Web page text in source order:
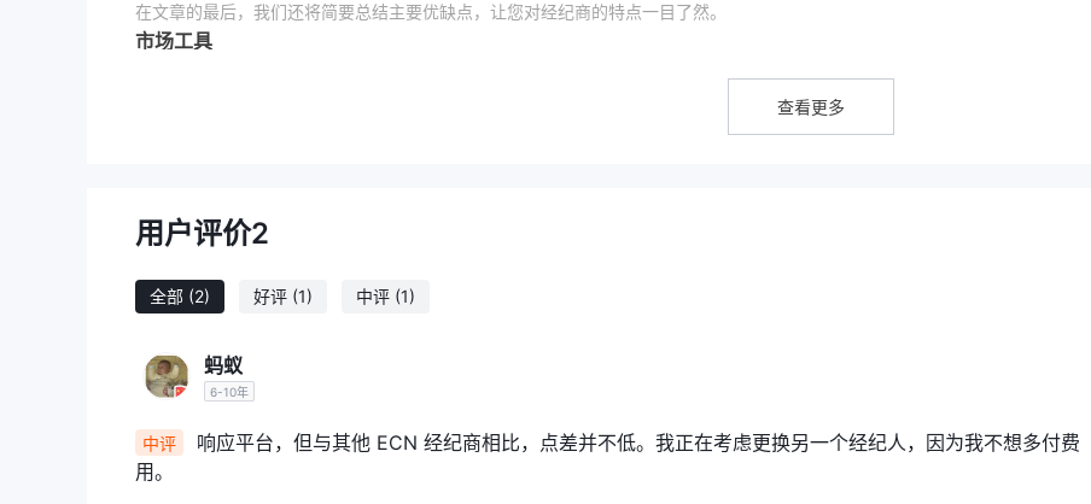
在文章的最后，我们还将简要总结主要优缺点，让您对经纪商的特点一目了然。
市场工具
账户类型 Axe Market
模拟账户： Axe Market提供模拟账户，让您可以在没有亏损风险的情况下尝试金融市场。
真实账户： Axe Market共提供 5 种账户类型：青铜、白银、黄金、高级和白金。开立账户的最低存款额分别为
$10,000、$25,000、$50,000、$100,000 和 $250,000。我们必须承认，开户门槛是 Axe Market要求很高。
公司交易平台是自主研发的适合交易新手的平台。
提供的杠杆 Axe Market
您找不到有关交易杠杆的信息 Axe Market的网站。一些外汇经纪商提供高达 1:500 的杠杆，但建议新手对如此高的杠杆保持谨
慎。
查看更多
用户评价2
全部 (2) 好评 (1) 中评 (1)
蚂蚁
6-10年
中评
响应平台，但与其他 ECN 经纪商相比，点差并不低。我正在考虑更换另一个经纪人，因为我不想多付费
用。